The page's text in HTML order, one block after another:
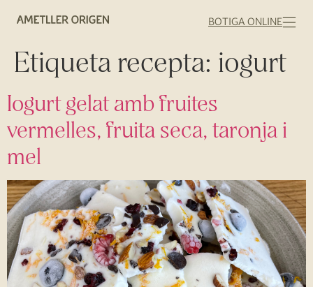
BOTIGA ONLINE
Etiqueta recepta: iogurt
Iogurt gelat amb fruites
vermelles, fruita seca, taronja i
mel